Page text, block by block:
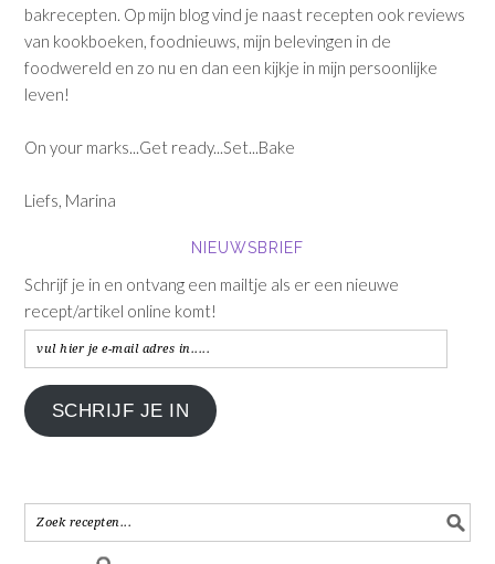
bakrecepten. Op mijn blog vind je naast recepten ook reviews
van kookboeken, foodnieuws, mijn belevingen in de
foodwereld en zo nu en dan een kijkje in mijn persoonlijke
leven!
On your marks...Get ready...Set...Bake
Liefs, Marina
NIEUWSBRIEF
Schrijf je in en ontvang een mailtje als er een nieuwe
recept/artikel online komt!
vul
hier
je
e-
in.....
SCHRIJF JE IN